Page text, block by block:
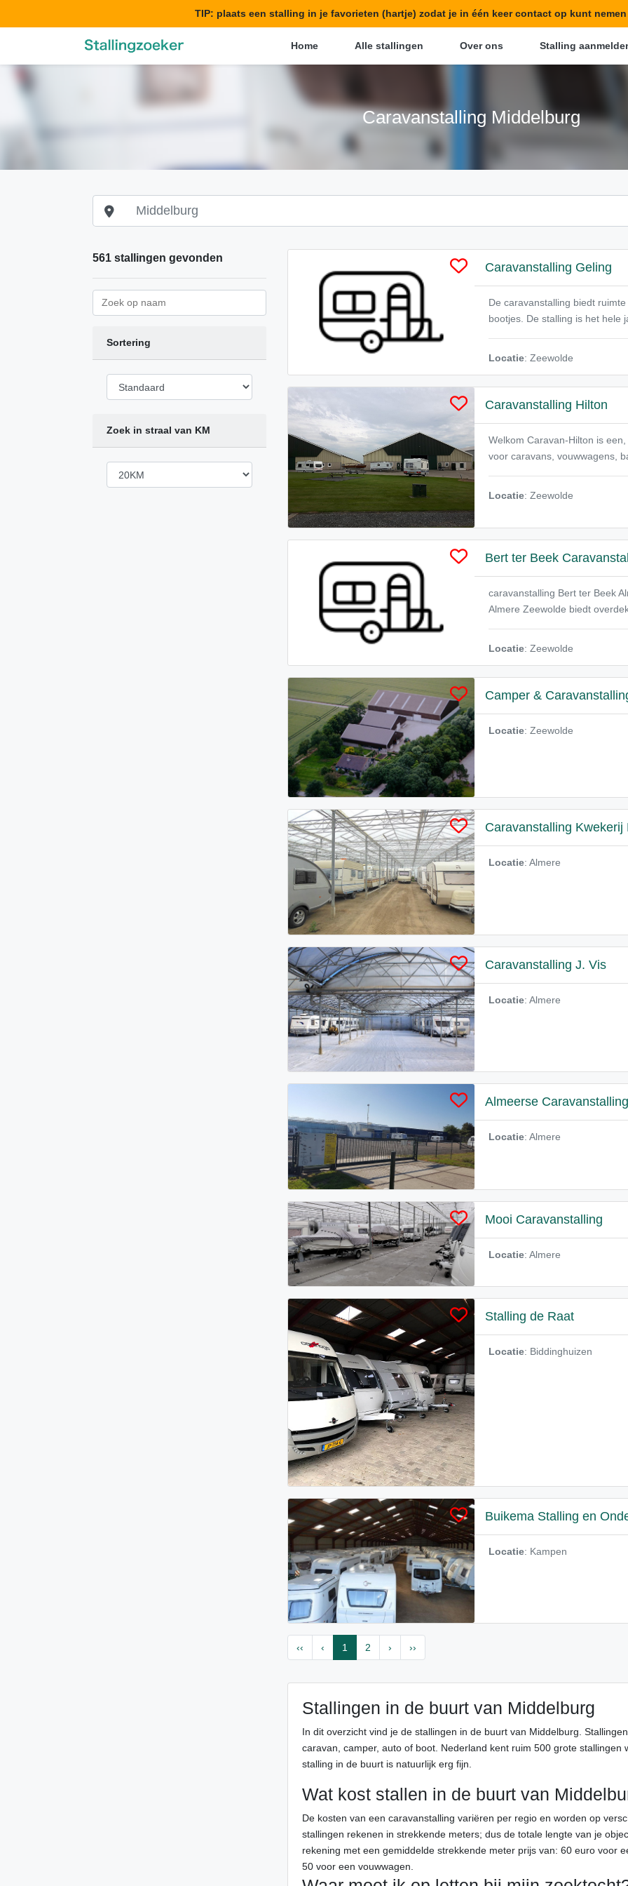
TIP: plaats een stalling in je favorieten (hartje) zodat je in één keer contact op kunt
Home Alle stallingen Over ons Stalling
Caravanstalling Middelburg
561 stallingen gevonden
Sortering
Zoek in straal van KM
Caravanstalling Geling
De caravanstalling biedt
bootjes. De stalling is het hele
Locatie: Zeewolde
Caravanstalling Hilton
Welkom Caravan-Hilton is
voor caravans, vouwwagens,
Locatie: Zeewolde
Bert ter Beek
caravanstalling Bert ter Beek
Almere Zeewolde biedt
Locatie: Zeewolde
Camper &
Locatie: Zeewolde
Caravanstalling Kwekerij
Locatie: Almere
Caravanstalling J. Vis
Locatie: Almere
Almeerse
Locatie: Almere
Mooi Caravanstalling
Locatie: Almere
Stalling de Raat
Locatie: Biddinghuizen
Buikema Stalling en
Locatie: Kampen
‹‹ ‹ 1 2 › ››
Stallingen in de buurt van Middelburg
In dit overzicht vind je de stallingen in de buurt van Middelburg.
caravan, camper, auto of boot. Nederland kent ruim 500 grote stallingen
stalling in de buurt is natuurlijk erg fijn.
Wat kost stallen in de buurt van
De kosten van een caravanstalling variëren per regio en worden op
stallingen rekenen in strekkende meters; dus de totale lengte van je
rekening met een gemiddelde strekkende meter prijs van: 60 euro voor
50 voor een vouwwagen.